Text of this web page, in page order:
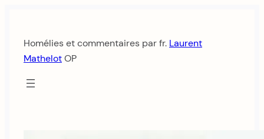
contenu
Homélies et commentaires par fr. Laurent
MathelotOP